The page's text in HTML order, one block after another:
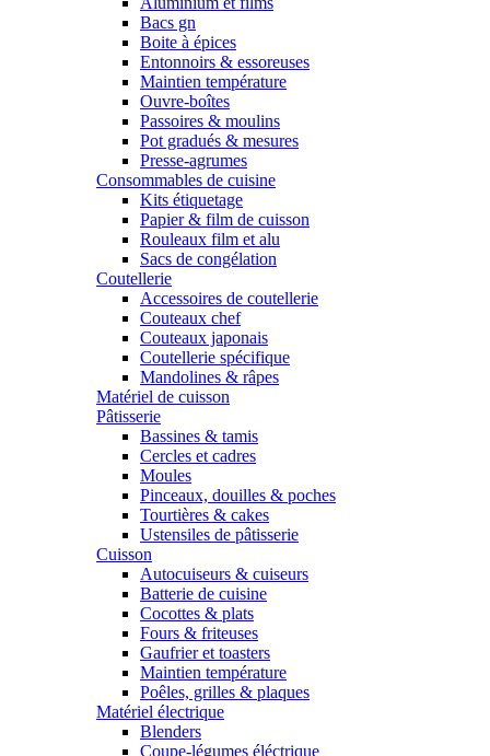
Bacs gn
Boite à épices
Entonnoirs & essoreuses
Maintien température
Ouvre-boîtes
Passoires & moulins
Pot gradués & mesures
Presse-agrumes
Consommables de cuisine
Kits étiquetage
Papier & film de cuisson
Rouleaux film et alu
Sacs de congélation
Coutellerie
Accessoires de coutellerie
Couteaux chef
Couteaux japonais
Coutellerie spécifique
Mandolines & râpes
Matériel de cuisson
Pâtisserie
Bassines & tamis
Cercles et cadres
Moules
Pinceaux, douilles & poches
Tourtières & cakes
Ustensiles de pâtisserie
Cuisson
Autocuiseurs & cuiseurs
Batterie de cuisine
Cocottes & plats
Fours & friteuses
Gaufrier et toasters
Maintien température
Poêles, grilles & plaques
Matériel électrique
Blenders
Coupe-légumes éléctrique